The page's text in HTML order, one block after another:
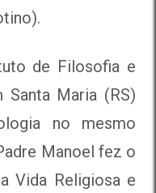
de Filosofia e
Santa Maria (RS)
no mesmo
Manoel fez o
Vida Religiosa e